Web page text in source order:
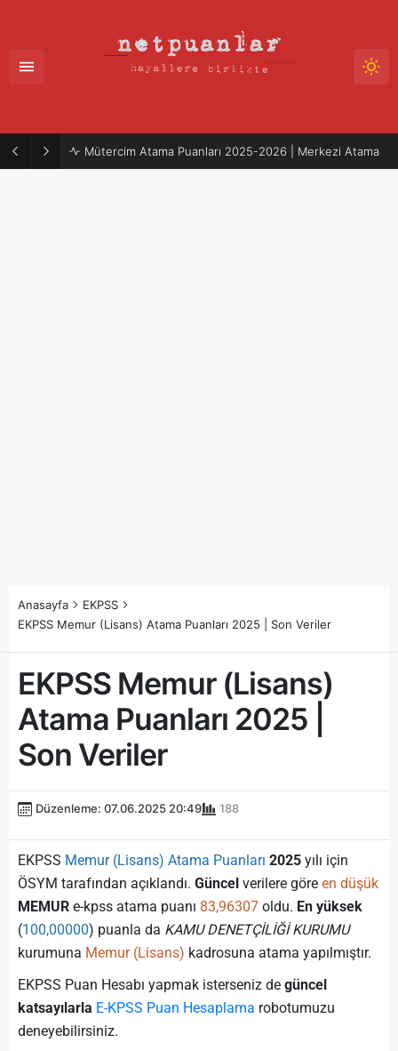
Mütercim Atama Puanları 2025-2026 | Merkezi Atama
Anasayfa
EKPSS
EKPSS Memur (Lisans) Atama Puanları 2025 | Son Veriler
EKPSS Memur (Lisans)
Atama Puanları 2025 |
Son Veriler
Düzenleme: 07.06.2025 20:49 188
EKPSS Memur (Lisans) Atama Puanları 2025 yılı için
ÖSYM tarafından açıklandı. Güncel verilere göre en düşük
MEMUR e-kpss atama puanı 83,96307 oldu. En yüksek
(100,00000) puanla da KAMU DENETÇİLİĞİ KURUMU
kurumuna Memur (Lisans) kadrosuna atama yapılmıştır.
EKPSS Puan Hesabı yapmak isterseniz de güncel
katsayılarla E-KPSS Puan Hesaplama robotumuzu
deneyebilirsiniz.